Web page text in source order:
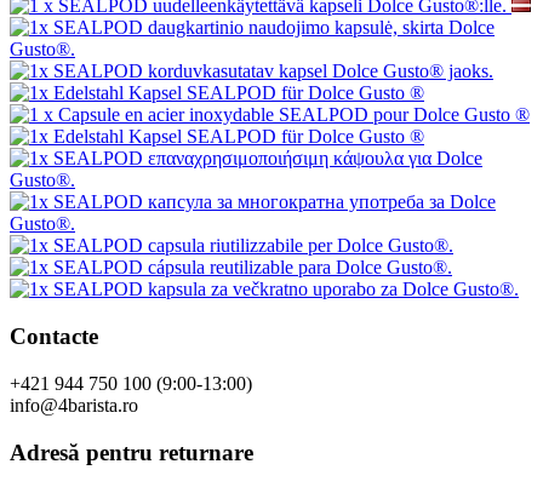
Contacte
+421 944 750 100 (9:00-13:00)
info@4barista.ro
Adresă pentru returnare